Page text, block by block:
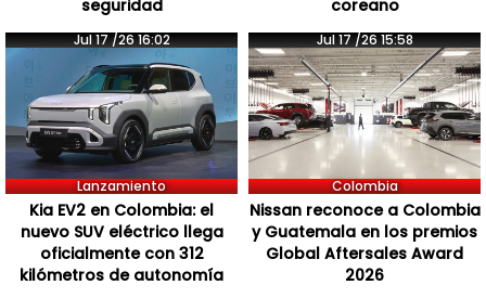
seguridad
coreano
Jul 17 /26 16:02
Lanzamiento
Kia EV2 en Colombia: el
nuevo SUV eléctrico llega
oficialmente con 312
kilómetros de autonomía
Jul 17 /26 15:58
Colombia
Nissan reconoce a Colombia
y Guatemala en los premios
Global Aftersales Award
2026